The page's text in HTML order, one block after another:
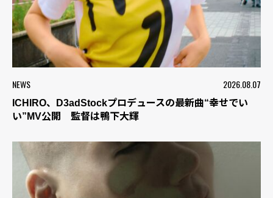
NEWS 2026.08.07
ICHIRO、D3adStockプロデュースの最新曲“幸せでい
い”MV公開 監督は鴨下大輝